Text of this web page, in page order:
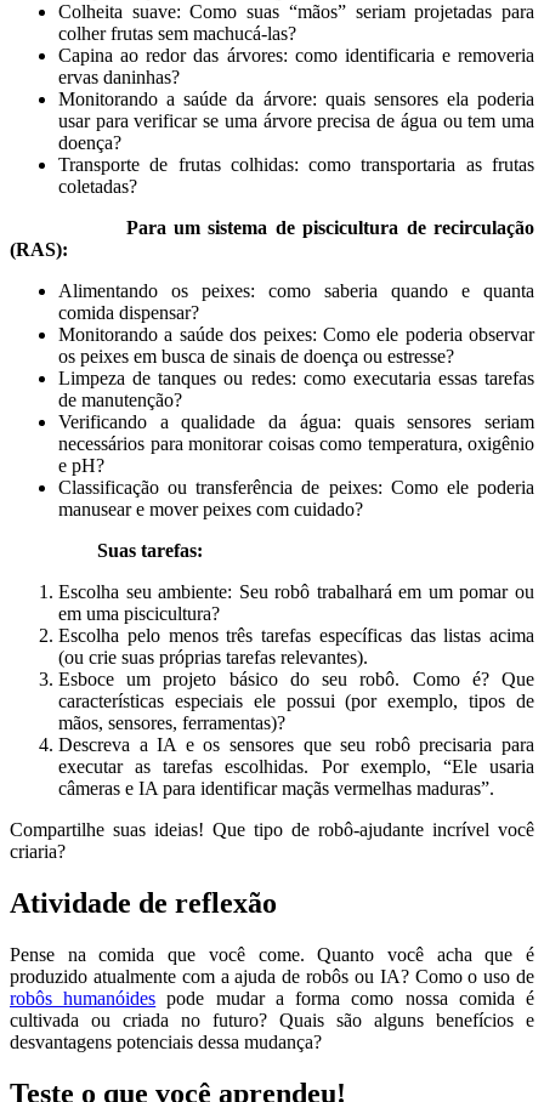
Colheita suave: Como suas “mãos” seriam projetadas para
colher frutas sem machucá-las?
Capina ao redor das árvores: como identificaria e removeria
ervas daninhas?
Monitorando a saúde da árvore: quais sensores ela poderia
usar para verificar se uma árvore precisa de água ou tem uma
doença?
Transporte de frutas colhidas: como transportaria as frutas
coletadas?
Para um sistema de piscicultura de recirculação
(RAS):
Alimentando os peixes: como saberia quando e quanta
comida dispensar?
Monitorando a saúde dos peixes: Como ele poderia observar
os peixes em busca de sinais de doença ou estresse?
Limpeza de tanques ou redes: como executaria essas tarefas
de manutenção?
Verificando a qualidade da água: quais sensores seriam
necessários para monitorar coisas como temperatura, oxigênio
e pH?
Classificação ou transferência de peixes: Como ele poderia
manusear e mover peixes com cuidado?
Suas tarefas:
Escolha seu ambiente: Seu robô trabalhará em um pomar ou
em uma piscicultura?
Escolha pelo menos três tarefas específicas das listas acima
(ou crie suas próprias tarefas relevantes).
Esboce um projeto básico do seu robô. Como é? Que
características especiais ele possui (por exemplo, tipos de
mãos, sensores, ferramentas)?
Descreva a IA e os sensores que seu robô precisaria para
executar as tarefas escolhidas. Por exemplo, “Ele usaria
câmeras e IA para identificar maçãs vermelhas maduras”.
Compartilhe suas ideias! Que tipo de robô-ajudante incrível você
criaria?
Atividade de reflexão
Pense na comida que você come. Quanto você acha que é
produzido atualmente com a ajuda de robôs ou IA? Como o uso de
robôs humanóides pode mudar a forma como nossa comida é
cultivada ou criada no futuro? Quais são alguns benefícios e
desvantagens potenciais dessa mudança?
Teste o que você aprendeu!